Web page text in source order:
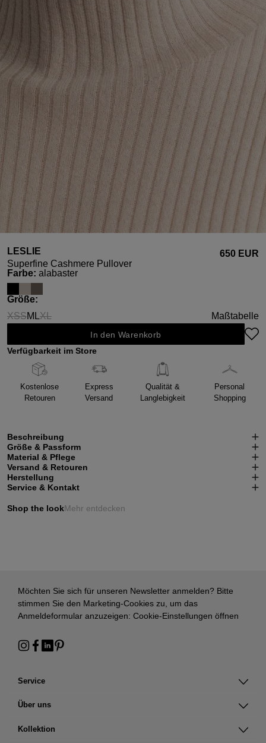
LESLIE
Superfine Cashmere Pullover
650 EUR
Farbeauswählen
: alabaster
Größeauswählen
:
XS
(Diese Option ist zurzeit nicht verfügbar.)
S
(Diese Option ist zurzeit nicht verfügbar.)
M LXL
(Diese Option ist zurzeit nicht verfügbar.)
Maßtabelle
In den Warenkorb
Verfügbarkeit im Store
Kostenlose
Retouren
Express
Versand
Qualität &
Langlebigkeit
Personal
Shopping
Beschreibung
Größe & Passform
Material & Pflege
Versand & Retouren
Herstellung
Service & Kontakt
Shop the lookMehr entdecken
Service
Über uns
Kollektion
Möchten Sie sich für unseren Newsletter anmelden? Bitte
stimmen Sie den Marketing-Cookies zu, um das
Anmeldeformular anzuzeigen: Cookie-Einstellungen öffnen